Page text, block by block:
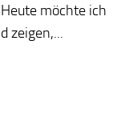
möchte ich
zeigen,...